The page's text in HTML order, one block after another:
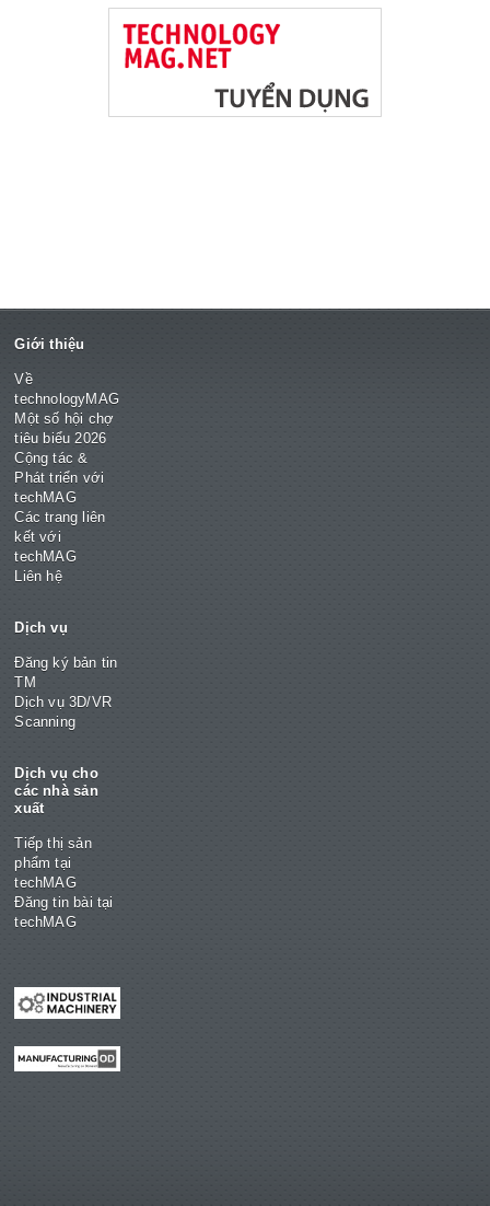
Giới thiệu
Về
technologyMAG
Một số hội chợ
tiêu biểu 2026
Cộng tác &
Phát triển với
techMAG
Các trang liên
kết với
techMAG
Liên hệ
Dịch vụ
Đăng ký bản tin
TM
Dịch vụ 3D/VR
Scanning
Dịch vụ cho
các nhà sản
xuất
Tiếp thị sản
phẩm tại
techMAG
Đăng tin bài tại
techMAG